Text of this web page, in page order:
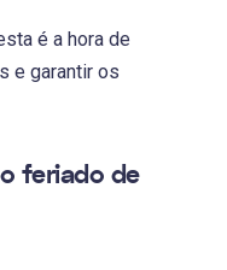
é a hora de
e garantir os
feriado de